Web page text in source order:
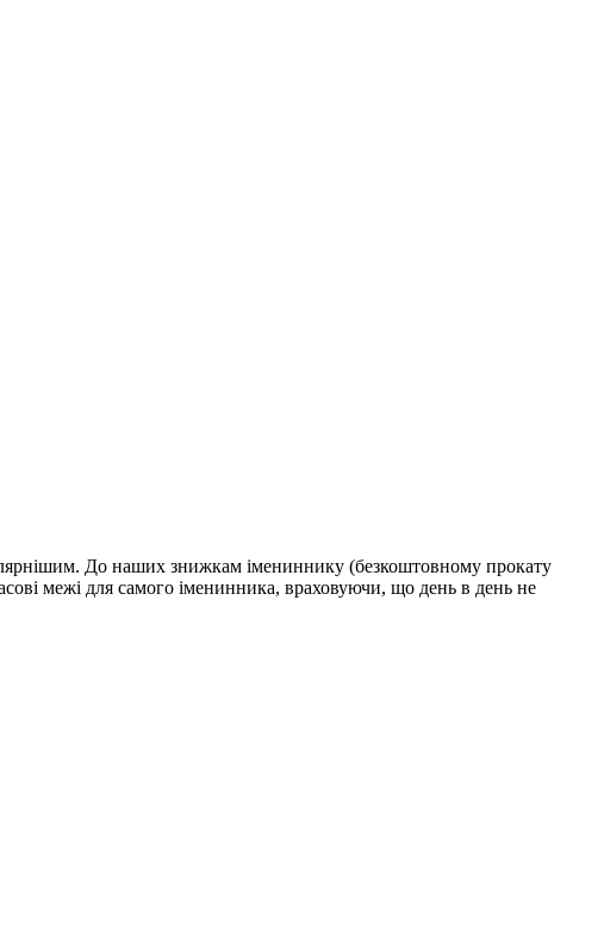
До наших знижкам імениннику (безкоштовному прокату
межі для самого іменинника, враховуючи, що день в день не